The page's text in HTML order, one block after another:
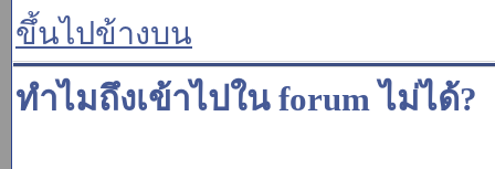
ขึ้นไปข้างบน
ทำไมถึงเข้าไปใน forum ไม่ได้?